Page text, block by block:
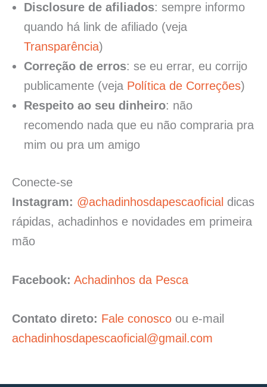
Disclosure de afiliados: sempre informo
quando há link de afiliado (veja
Transparência)
Correção de erros: se eu errar, eu corrijo
publicamente (veja Política de Correções)
Respeito ao seu dinheiro: não
recomendo nada que eu não compraria pra
mim ou pra um amigo
Conecte-se
Instagram: @achadinhosdapescaoficial dicas
rápidas, achadinhos e novidades em primeira
mão
Facebook: Achadinhos da Pesca
Contato direto: Fale conosco ou e-mail
achadinhosdapescaoficial@gmail.com